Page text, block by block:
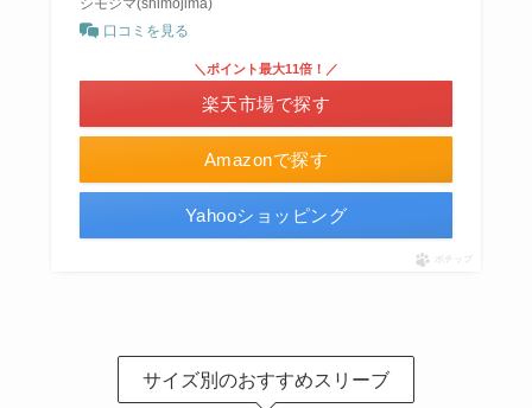
口コミを見る
Amazonで探す
＼ポイント最大11倍！／
楽天市場で探す
Yahooショッピング
ポチップ
サイズ別のおすすめスリーブ